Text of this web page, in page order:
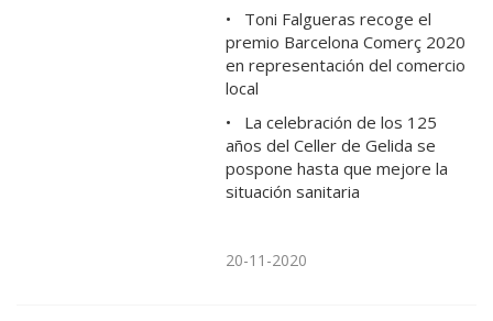
• Toni Falgueras recoge el
premio Barcelona Comerç 2020
en representación del comercio
local
• La celebración de los 125
años del Celler de Gelida se
pospone hasta que mejore la
situación sanitaria
20-11-2020